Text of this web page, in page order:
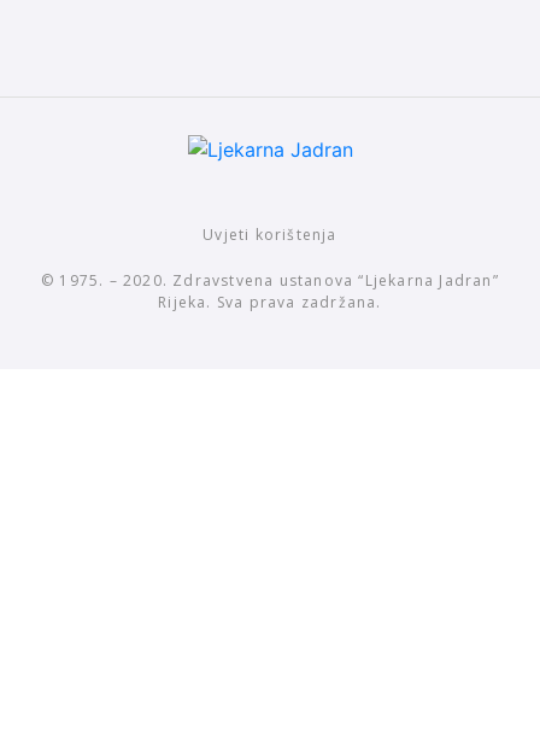
Uvjeti korištenja
© 1975. – 2020. Zdravstvena ustanova “Ljekarna Jadran”
Rijeka. Sva prava zadržana.